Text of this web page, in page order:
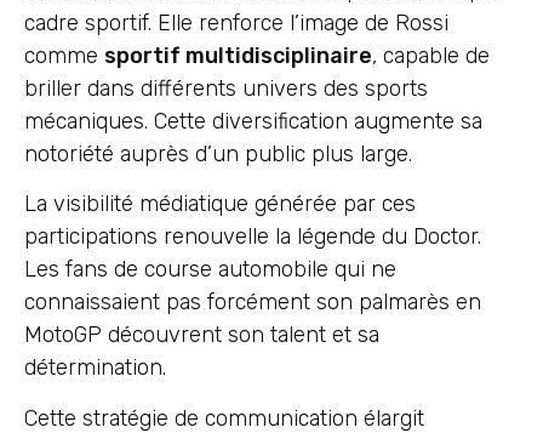
cadre sportif. Elle renforce l’image de Rossi
comme sportif multidisciplinaire, capable de
briller dans différents univers des sports
mécaniques. Cette diversification augmente sa
notoriété auprès d’un public plus large.
La visibilité médiatique générée par ces
participations renouvelle la légende du Doctor.
Les fans de course automobile qui ne
connaissaient pas forcément son palmarès en
MotoGP découvrent son talent et sa
détermination.
Cette stratégie de communication élargit